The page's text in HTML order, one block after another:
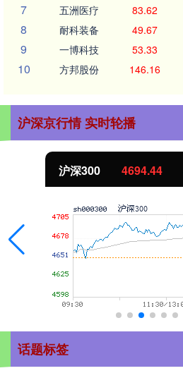
7 五洲医疗 83.62
8 耐科装备 49.67
9 一博科技 53.33
10 方邦股份 146.16
沪深京行情 实时轮播
沪深300 4694.44
话题标签